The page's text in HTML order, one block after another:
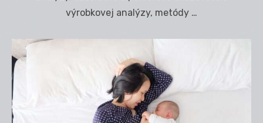
výrobkovej analýzy, metódy …